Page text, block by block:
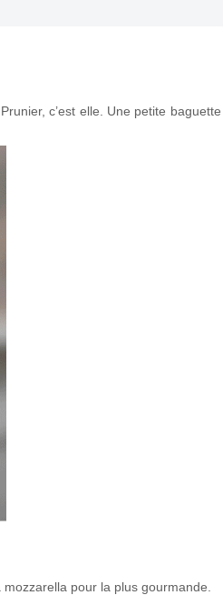
c’est elle. Une petite baguette
pour la plus gourmande.